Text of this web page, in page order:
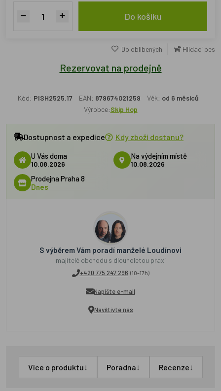
Do košíku
Do oblíbených Hlídací pes
Rezervovat na prodejně
Kód: PISH2525.17 EAN: 879674021259 Věk: od 6 měsíců
Výrobce:Skip Hop
Dostupnost a expedice Kdy zboží dostanu?
U Vás doma
10.08.2026
Na výdejním místě
10.08.2026
Prodejna Praha 8
Dnes
S výběrem Vám poradí manželé Loudínovi
majitelé obchodu s dlouholetou praxí
+420 775 247 296 (10-17h)
Napište e-mail
Navštivte nás
Více o produktu↓ Poradna↓ Recenze↓